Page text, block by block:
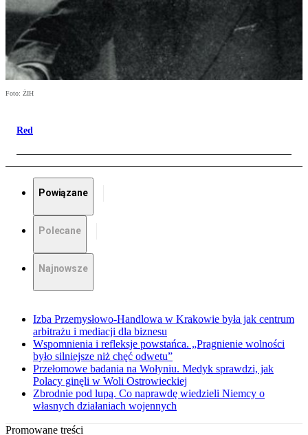
Foto: ŻIH
Red
Powiązane
Polecane
Najnowsze
Izba Przemysłowo-Handlowa w Krakowie była jak centrum
arbitrażu i mediacji dla biznesu
Wspomnienia i refleksje powstańca. „Pragnienie wolności
było silniejsze niż chęć odwetu”
Przełomowe badania na Wołyniu. Medyk sprawdzi, jak
Polacy ginęli w Woli Ostrowieckiej
Zbrodnie pod lupą. Co naprawdę wiedzieli Niemcy o
własnych działaniach wojennych
Promowane treści